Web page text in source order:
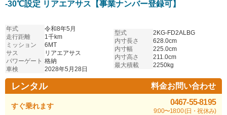
-30℃設定 リアエアサス【事業ナンバー登録可】
年式
令和8年5月
走行距離
1千km
ミッション
6MT
サス
リアエアサス
パワーゲート 格納
車検
2028年5月28日
型式
2KG-FD2ALBG
内寸長さ
628.0cm
内寸幅
225.0cm
内寸高さ
211.0cm
最大積載
2250kg
レンタル 料金お問い合わせ
すぐ乗れます 0467-55-8195
9:00〜18:00 (日・祝休み)